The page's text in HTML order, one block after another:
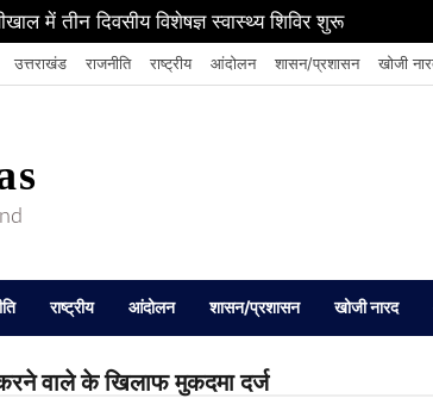
में तीन दिवसीय विशेषज्ञ स्वास्थ्य शिविर शुरू
उत्तराखंड राजनीति राष्ट्रीय आंदोलन शासन/प्रशासन खोजी
राष्ट्रीय आंदोलन शासन/प्रशासन खोजी नारद
वाले के खिलाफ मुकदमा दर्ज